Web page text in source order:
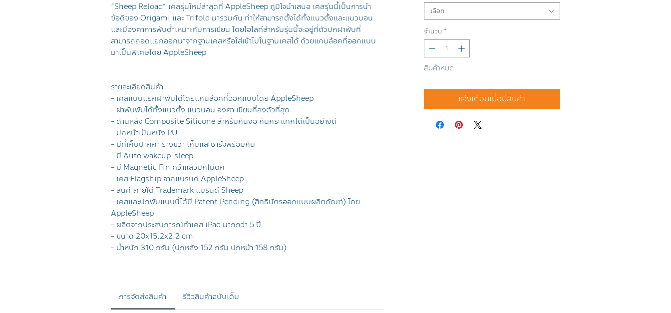
“Sheep Reload” เคสรุ่นใหม่ล่าสุดที่ AppleSheep ภูมิใจนำเสนอ เคสรุ่นนี้เป็นการนำ
ข้อดีของ Origami และ Trifold มารวมกัน ทำให้สามารถตั้งได้ทั้งแนวตั้งและแนวนอน
และมีองศาการพับต่ำเหมาะกับการเขียน โดยไฮไลท์สำหรับรุ่นนี้จะอยู่ที่ตัวปกฝาพับที่
สามารถถอดแยกออกมาจากฐานเคสหรือใส่เข้าไปในฐานเคสได้ ด้วยแกนล้อคที่ออกแบบ
มาเป็นพิเศษโดย AppleSheep
รายละเอียดสินค้า
- เคสแบบแยกฝาพับได้โดยแกนล้อคที่ออกแบบโดย AppleSheep
- ฝาพับพับได้ทั้งแนวตั้ง แนวนอน องศา เขียนที่ลงตัวที่สุด
- ด้านหลัง Composite Silicone สำหรับกันงอ กันกระแทกได้เป็นอย่างดี
- ปกหน้าเป็นหนัง PU
- มีที่เก็บปากกา รางขวา เก็บและชาร์จพร้อมกัน
- มี Auto wakeup-sleep
- มี Magnetic Fin คว่ำแล้วปกไม่ตก
- เคส Flagship จากแบรนด์ AppleSheep
- สินค้าภายใต้ Trademark แบรนด์ Sheep
- เคสและปกพับแบบนี้ได้มี Patent Pending (สิทธิบัตรออกแบบผลิตภัณฑ์) โดย
AppleSheep
- ผลิตจากประสบการณ์ทำเคส iPad มากกว่า 5 ปี
- ขนาด 20x15.2x2.2 cm
- น้ำหนัก 310 กรัม (ปกหลัง 152 กรัม ปกหน้า 158 กรัม)
การจัดส่งสินค้า รีวิวสินค้าฉบับเต็ม
เลือก
จำนวน *
สินค้าหมด
แจ้งเตือนเมื่อมีสินค้า